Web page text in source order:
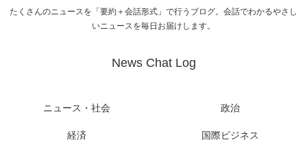
たくさんのニュースを「要約＋会話形式」で行うブログ。会話でわかるやさし
いニュースを毎日お届けします。
News Chat Log
ニュース・社会 政治
経済 国際ビジネス